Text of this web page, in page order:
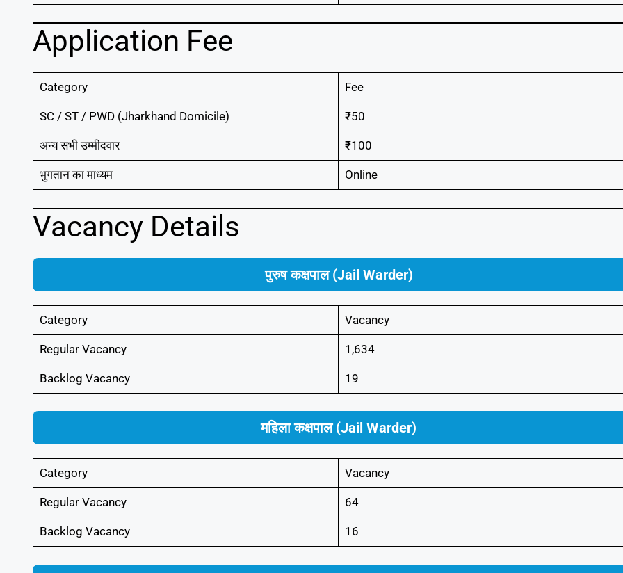
Application Fee
Category Fee
SC / ST / PWD (Jharkhand Domicile) ₹50
अन्य सभी उम्मीदवार ₹100
भुगतान का माध्यम Online
Vacancy Details
पुरुष कक्षपाल (Jail Warder)
Category Vacancy
Regular Vacancy 1,634
Backlog Vacancy 19
महिला कक्षपाल (Jail Warder)
Category Vacancy
Regular Vacancy 64
Backlog Vacancy 16